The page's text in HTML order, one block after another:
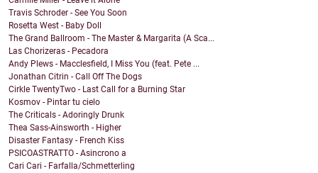
Travis Schroder - See You Soon
Rosetta West - Baby Doll
The Grand Ballroom - The Master & Margarita (A Sca...
Las Chorizeras - Pecadora
Andy Plews - Macclesfield, I Miss You (feat. Pete ...
Jonathan Citrin - Call Off The Dogs
Cirkle TwentyTwo - Last Call for a Burning Star
Kosmov - Pintar tu cielo
The Criticals - Adoringly Drunk
Thea Sass-Ainsworth - Higher
Disaster Fantasy - French Kiss
PSICOASTRATTO - Asincrono a
Cari Cari - Farfalla/Schmetterling